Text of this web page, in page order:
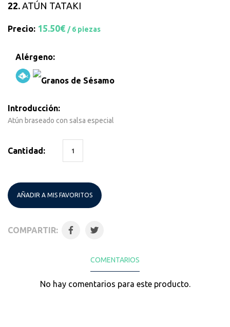
22. ATÚN TATAKI
Precio: 15.50€ / 6 piezas
Alérgeno:
Introducción:
Atún braseado con salsa especial
Cantidad:
AÑADIR A MIS FAVORITOS
COMPARTIR:
COMENTARIOS
No hay comentarios para este producto.